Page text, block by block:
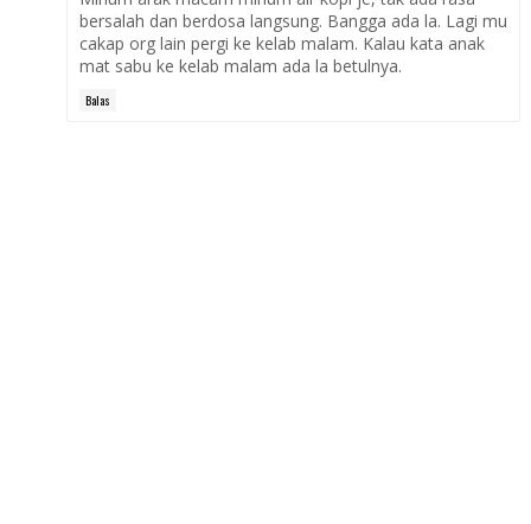
bersalah dan berdosa langsung. Bangga ada la. Lagi mu
cakap org lain pergi ke kelab malam. Kalau kata anak
mat sabu ke kelab malam ada la betulnya.
Balas